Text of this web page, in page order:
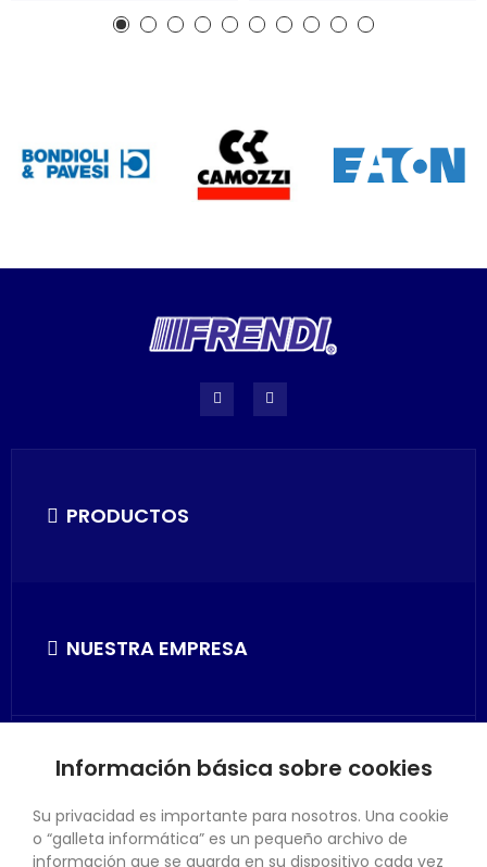
PRODUCTOS
NUESTRA EMPRESA
SU CUENTA
Información básica sobre cookies
Su privacidad es importante para nosotros. Una cookie
o “galleta informática” es un pequeño archivo de
información que se guarda en su dispositivo cada vez